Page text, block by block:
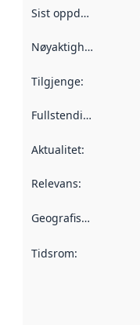
Sist oppdatert
Nøyaktigheit
Tilgjenge:
Fullstendigheit
Aktualitet:
Relevans:
Geografisk område
Tidsrom: